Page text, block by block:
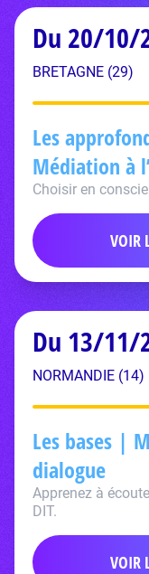
Du 20/10/
BRETAGNE (29)
Les
Médiation à
Choisir en
VOIR
Du 13/11/
NORMANDIE (14)
Les bases |
dialogue
Apprenez à
DIT.
VOIR